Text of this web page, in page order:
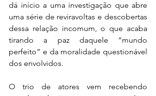
dá início a uma investigação que abre
uma série de reviravoltas e descobertas
dessa relação incomum, o que acaba
tirando a paz daquele “mundo
perfeito” e da moralidade questionável
dos envolvidos.
O trio de atores vem recebendo